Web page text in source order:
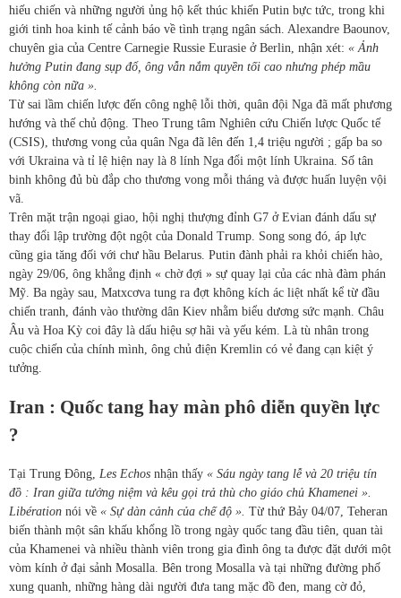
hiếu chiến và những người ủng hộ kết thúc khiến Putin bực tức, trong khi
giới tinh hoa kinh tế cảnh báo về tình trạng ngân sách. Alexandre Baounov,
chuyên gia của Centre Carnegie Russie Eurasie ở Berlin, nhận xét: « Ảnh
hưởng Putin đang sụp đổ, ông vẫn nắm quyền tối cao nhưng phép mầu
không còn nữa ».
Từ sai lầm chiến lược đến công nghệ lỗi thời, quân đội Nga đã mất phương
hướng và thế chủ động. Theo Trung tâm Nghiên cứu Chiến lược Quốc tế
(CSIS), thương vong của quân Nga đã lên đến 1,4 triệu người ; gấp ba so
với Ukraina và tỉ lệ hiện nay là 8 lính Nga đổi một lính Ukraina. Số tân
binh không đủ bù đắp cho thương vong mỗi tháng và được huấn luyện vội
vã.
Trên mặt trận ngoại giao, hội nghị thượng đỉnh G7 ở Evian đánh dấu sự
thay đổi lập trường đột ngột của Donald Trump. Song song đó, áp lực
cũng gia tăng đối với chư hầu Belarus. Putin đành phải ra khỏi chiến hào,
ngày 29/06, ông khẳng định « chờ đợi » sự quay lại của các nhà đàm phán
Mỹ. Ba ngày sau, Matxcơva tung ra đợt không kích ác liệt nhất kể từ đầu
chiến tranh, đánh vào thường dân Kiev nhằm biểu dương sức mạnh. Châu
Âu và Hoa Kỳ coi đây là dấu hiệu sợ hãi và yếu kém. Là tù nhân trong
cuộc chiến của chính mình, ông chủ điện Kremlin có vẻ đang cạn kiệt ý
tưởng.
Iran : Quốc tang hay màn phô diễn quyền lực
?
Tại Trung Đông, Les Echos nhận thấy « Sáu ngày tang lễ và 20 triệu tín
đồ : Iran giữa tưởng niệm và kêu gọi trả thù cho giáo chủ Khamenei ».
Libération nói về « Sự dàn cảnh của chế độ ». Từ thứ Bảy 04/07, Teheran
biến thành một sân khấu khổng lồ trong ngày quốc tang đầu tiên, quan tài
của Khamenei và nhiều thành viên trong gia đình ông ta được đặt dưới một
vòm kính ở đại sảnh Mosalla. Bên trong Mosalla và tại những đường phố
xung quanh, những hàng dài người đưa tang mặc đồ đen, mang cờ đỏ,